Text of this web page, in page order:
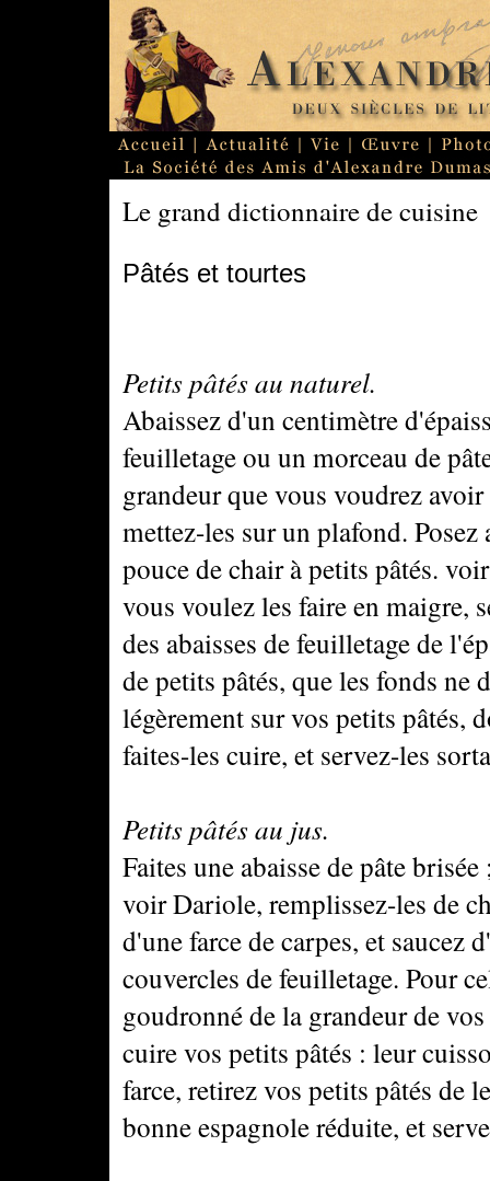
Le grand dictionnaire de cuisine
Pâtés et tourtes
Petits pâtés au naturel.
Abaissez d'un centimètre
feuilletage ou un morceau de
grandeur que vous voudrez
mettez-les sur un plafond.
pouce de chair à petits pâtés.
vous voulez les faire en maigre,
des abaisses de feuilletage de
de petits pâtés, que les fonds ne
légèrement sur vos petits pâtés,
faites-les cuire, et servez-les
Petits pâtés au jus.
Faites une abaisse de pâte
voir Dariole, remplissez-les de
d'une farce de carpes, et saucez
couvercles de feuilletage. Pour
goudronné de la grandeur de
cuire vos petits pâtés : leur
farce, retirez vos petits pâtés de
bonne espagnole réduite, et